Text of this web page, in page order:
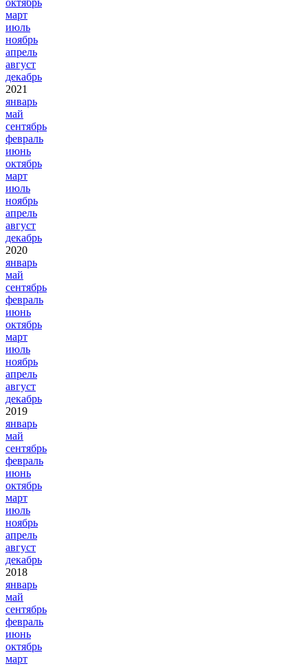
октябрь
март
июль
ноябрь
апрель
август
декабрь
2021
январь
май
сентябрь
февраль
июнь
октябрь
март
июль
ноябрь
апрель
август
декабрь
2020
январь
май
сентябрь
февраль
июнь
октябрь
март
июль
ноябрь
апрель
август
декабрь
2019
январь
май
сентябрь
февраль
июнь
октябрь
март
июль
ноябрь
апрель
август
декабрь
2018
январь
май
сентябрь
февраль
июнь
октябрь
март